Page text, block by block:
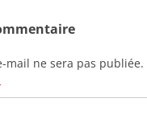
mail ne sera pas publiée.